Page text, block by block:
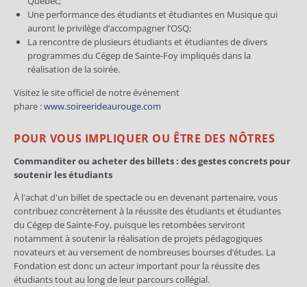
Une performance des étudiants et étudiantes en Musique qui
auront le privilège d’accompagner l’OSQ;
La rencontre de plusieurs étudiants et étudiantes de divers
programmes du Cégep de Sainte-Foy impliqués dans la
réalisation de la soirée.
Visitez le site officiel de notre événement
phare :www.soireerideaurouge.com
POUR VOUS IMPLIQUER OU ÊTRE DES NÔTRES
Commanditer ou acheter des billets : des gestes concrets pour
soutenir les étudiants
À l'achat d'un billet de spectacle ou en devenant partenaire, vous
contribuez concrètement à la réussite des étudiants et étudiantes
du Cégep de Sainte-Foy, puisque les retombées serviront
notamment à soutenir la réalisation de projets pédagogiques
novateurs et au versement de nombreuses bourses d’études. La
Fondation est donc un acteur important pour la réussite des
étudiants tout au long de leur parcours collégial.